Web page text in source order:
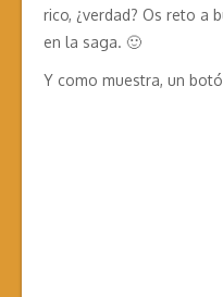
rico, ¿verdad? Os reto a
en la saga. 🙂
Y como muestra, un